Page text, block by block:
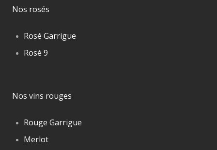
Nos rosés
Rosé Garrigue
Rosé 9
Nos vins rouges
Rouge Garrigue
Merlot